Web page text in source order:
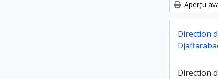
Aperçu
Direction
Direction